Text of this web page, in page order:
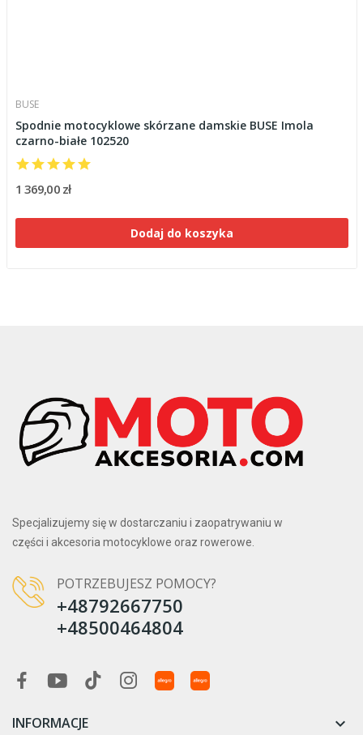
BUSE
Spodnie motocyklowe skórzane damskie BUSE Imola
czarno-białe 102520
1 369,00 zł
Dodaj do koszyka
Specjalizujemy się w dostarczaniu i zaopatrywaniu w
części i akcesoria motocyklowe oraz rowerowe.
POTRZEBUJESZ POMOCY?
+48792667750
+48500464804
INFORMACJE 